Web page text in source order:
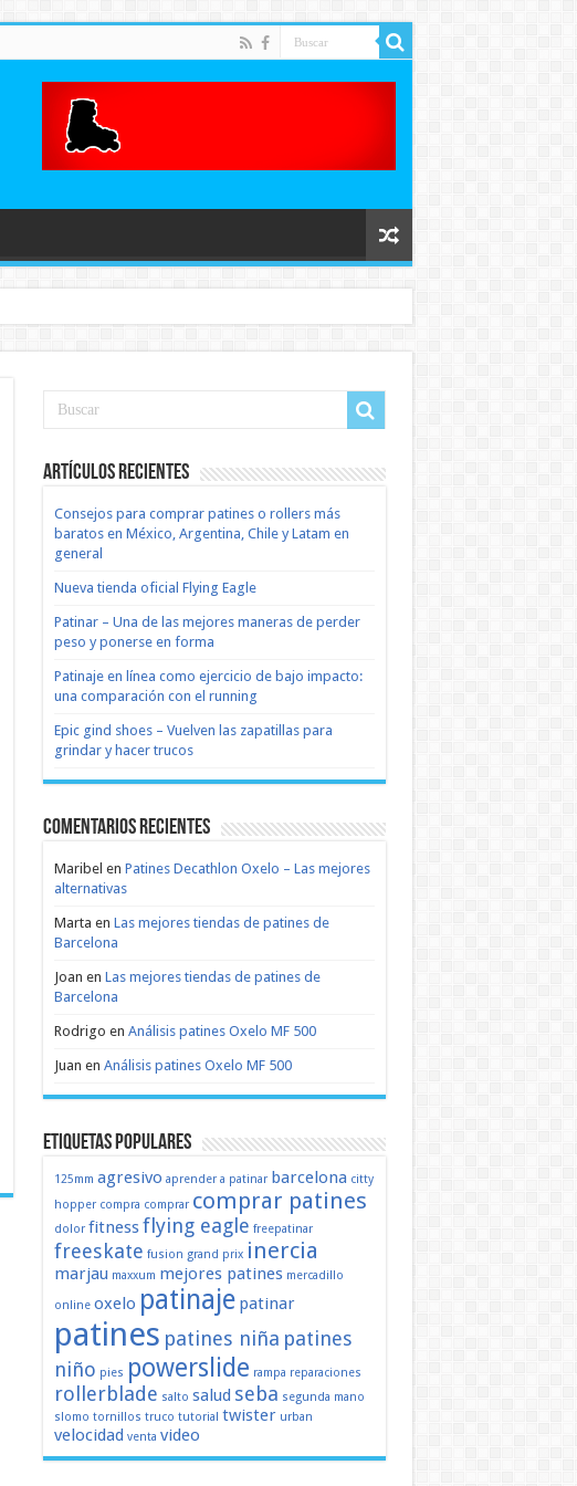
Artículos recientes
Consejos para comprar patines o rollers más
baratos en México, Argentina, Chile y Latam en
general
Nueva tienda oficial Flying Eagle
Patinar – Una de las mejores maneras de perder
peso y ponerse en forma
Patinaje en línea como ejercicio de bajo impacto:
una comparación con el running
Epic gind shoes – Vuelven las zapatillas para
grindar y hacer trucos
Comentarios recientes
Maribel en Patines Decathlon Oxelo – Las mejores
alternativas
Marta en Las mejores tiendas de patines de
Barcelona
Joan en Las mejores tiendas de patines de
Barcelona
Rodrigo en Análisis patines Oxelo MF 500
Juan en Análisis patines Oxelo MF 500
Etiquetas populares
125mm agresivo aprender a patinar barcelona citty
hopper compra comprar comprar patines
dolor fitnessflying eagle freepatinar
freeskate fusion grand prix inercia
marjau maxxum mejores patines mercadillo
online oxelo patinaje patinar
patines patines niña patines
niño pies powerslide rampa reparaciones
rollerblade salto salud seba segunda mano
slomo tornillos truco tutorial twister urban
velocidad venta video